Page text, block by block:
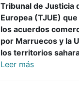
Tribunal de Justicia
Europea (TJUE)
los acuerdos
por Marruecos y la
los territorios
Leer más